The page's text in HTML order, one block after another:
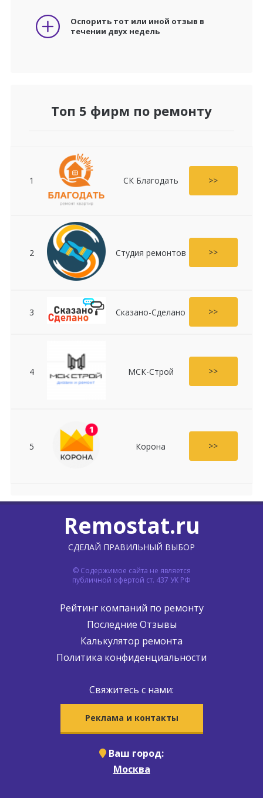
Оспорить тот или иной отзыв в
течении двух недель
Топ 5 фирм по ремонту
1 СК Благодать >>
2 Студия ремонтов >>
3 Сказано-Сделано >>
4 МСК-Строй >>
5 Корона >>
Remostat.ru
СДЕЛАЙ ПРАВИЛЬНЫЙ ВЫБОР
© Содержимое сайта не является
публичной офертой ст. 437 УК РФ
Рейтинг компаний по ремонту
Последние Отзывы
Калькулятор ремонта
Политика конфиденциальности
Свяжитесь с нами:
Реклама и контакты
Ваш город:
Москва